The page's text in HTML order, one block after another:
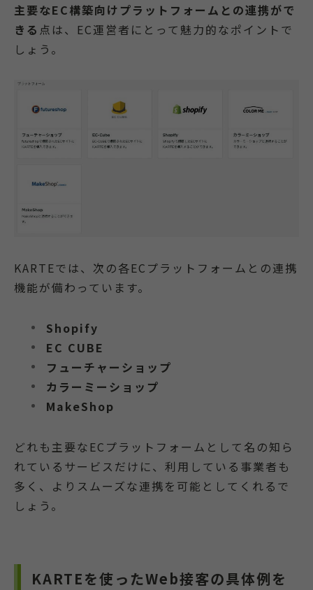
主要なEC構築向けプラットフォームとの連携がで
きる 点は、EC運営者にとって魅力的なポイントで
しょう。
KARTEでは、次の各ECプラットフォームとの連携
機能が備わっています。
Shopify
EC CUBE
フューチャーショップ
カラーミーショップ
MakeShop
どれも主要なECプラットフォームとして名の知ら
れているサービスだけに、利用している事業者も
多く、よりスムーズな連携を可能としてくれるで
しょう。
KARTEを使ったWeb接客の具体例を